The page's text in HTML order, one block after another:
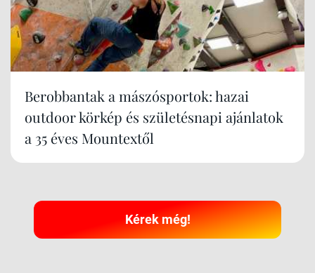
Berobbantak a mászósportok: hazai
outdoor körkép és születésnapi ajánlatok
a 35 éves Mountextől
Kérek még!